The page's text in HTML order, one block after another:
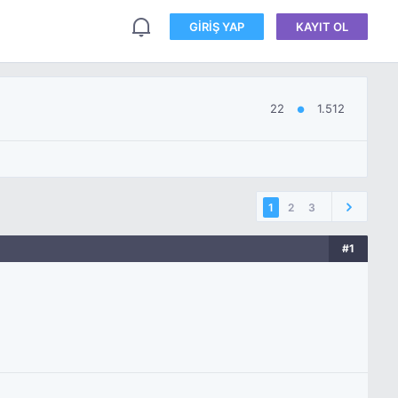
GIRIŞ YAP KAYIT OL
22 ● 1.512
1 2 3
#1